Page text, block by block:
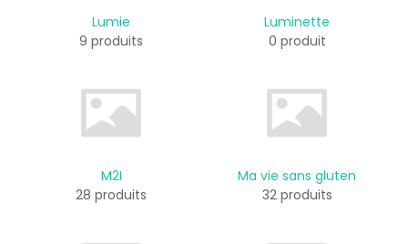
Lumie
9 produits
Luminette
0 produit
M2I
28 produits
Ma vie sans gluten
32 produits